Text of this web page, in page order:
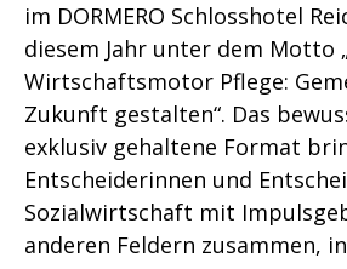
im DORMERO Schlosshotel
diesem Jahr unter dem Motto
Wirtschaftsmotor Pflege:
Zukunft gestalten“. Das
exklusiv gehaltene Format
Entscheiderinnen und
Sozialwirtschaft mit
anderen Feldern zusammen,